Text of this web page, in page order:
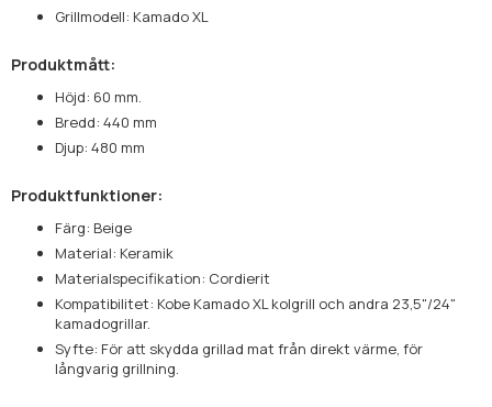
Grillmodell: Kamado XL
Produktmått:
Höjd: 60 mm.
Bredd: 440 mm
Djup: 480 mm
Produktfunktioner:
Färg: Beige
Material: Keramik
Materialspecifikation: Cordierit
Kompatibilitet: Kobe Kamado XL kolgrill och andra 23,5"/24"
kamadogrillar.
Syfte: För att skydda grillad mat från direkt värme, för
långvarig grillning.